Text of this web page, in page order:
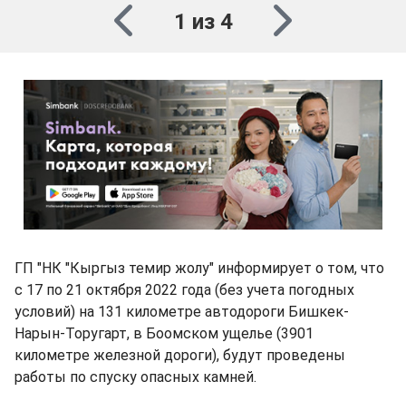
1 из 4
ГП "НК "Кыргыз темир жолу" информирует о том, что
с 17 по 21 октября 2022 года (без учета погодных
условий) на 131 километре автодороги Бишкек-
Нарын-Торугарт, в Боомском ущелье (3901
километре железной дороги), будут проведены
работы по спуску опасных камней.